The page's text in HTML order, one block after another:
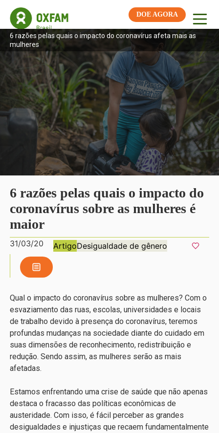
DOE AGORA
6 razões pelas quais o impacto do coronavírus afeta mais as
mulheres
6 razões pelas quais o impacto do
coronavírus sobre as mulheres é
maior
31/03/20 ArtigoDesigualdade de gênero
Qual o impacto do coronavírus sobre as mulheres? Com o
esvaziamento das ruas, escolas, universidades e locais
de trabalho devido à presença do coronavírus, teremos
profundas mudanças na sociedade diante do cuidado em
suas dimensões de reconhecimento, redistribuição e
redução. Sendo assim, as mulheres serão as mais
afetadas.
Estamos enfrentando uma crise de saúde que não apenas
destaca o fracasso das políticas econômicas de
austeridade. Com isso, é fácil perceber as grandes
desigualdades e injustiças que recaem fundamentalmente